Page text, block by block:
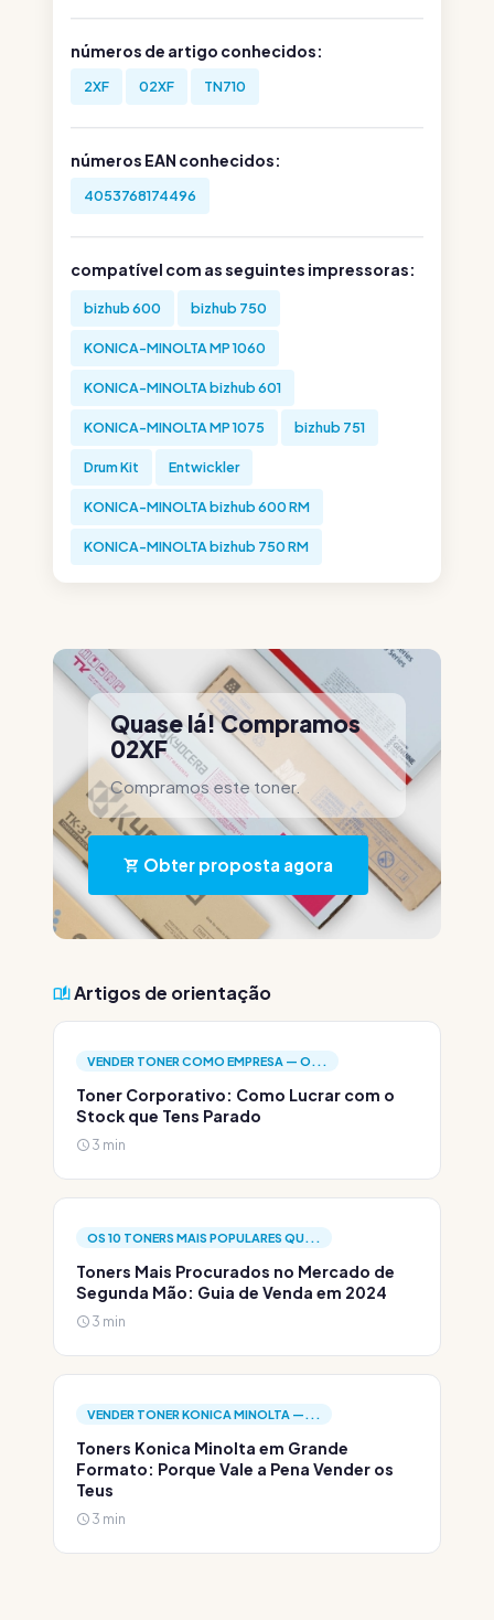
números de artigo conhecidos:
2XF 02XF TN710
números EAN conhecidos:
4053768174496
compatível com as seguintes impressoras:
bizhub 600 bizhub 750
KONICA-MINOLTA MP 1060
KONICA-MINOLTA bizhub 601
KONICA-MINOLTA MP 1075 bizhub 751
Drum Kit Entwickler
KONICA-MINOLTA bizhub 600 RM
KONICA-MINOLTA bizhub 750 RM
Quase lá! Compramos
02XF
Compramos este toner.
Obter proposta agora
Artigos de orientação
VENDER TONER COMO EMPRESA — O...
Toner Corporativo: Como Lucrar com o
Stock que Tens Parado
3 min
OS 10 TONERS MAIS POPULARES QU...
Toners Mais Procurados no Mercado de
Segunda Mão: Guia de Venda em 2024
3 min
VENDER TONER KONICA MINOLTA —...
Toners Konica Minolta em Grande
Formato: Porque Vale a Pena Vender os
Teus
3 min